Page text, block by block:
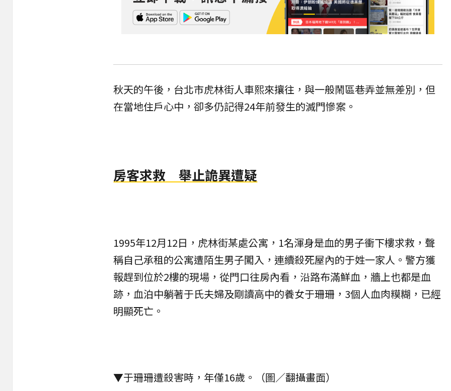
秋天的午後，台北市虎林街人車熙來攘往，與一般鬧區巷弄並無差別，但
在當地住戶心中，卻多仍記得24年前發生的滅門慘案。
房客求救 舉止詭異遭疑
1995年12月12日，虎林街某處公寓，1名渾身是血的男子衝下樓求救，聲
稱自己承租的公寓遭陌生男子闖入，連續殺死屋內的于姓一家人。警方獲
報趕到位於2樓的現場，從門口往房內看，沿路布滿鮮血，牆上也都是血
跡，血泊中躺著于氏夫婦及剛讀高中的養女于珊珊，3個人血肉糢糊，已經
明顯死亡。
▼于珊珊遭殺害時，年僅16歲。（圖／翻攝畫面）